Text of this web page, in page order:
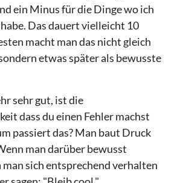
ein Minus für die Dinge wo ich
Das dauert vielleicht 10
macht man das nicht gleich
etwas später als bewusste
sehr gut, ist die
dass du einen Fehler machst
passiert das? Man baut Druck
man darüber bewusst
sich entsprechend verhalten